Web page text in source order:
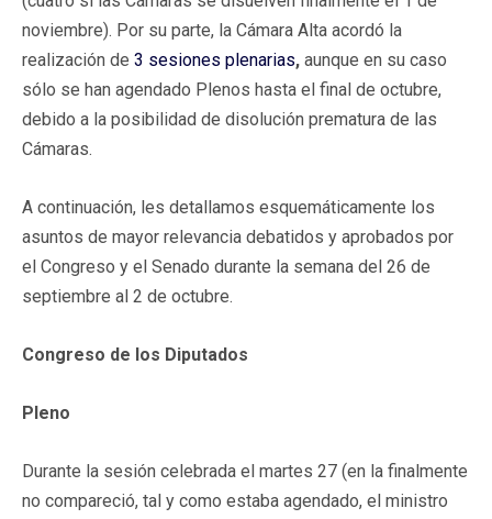
noviembre). Por su parte, la Cámara Alta acordó la
realización de 3 sesiones plenarias, aunque en su caso
sólo se han agendado Plenos hasta el final de octubre,
debido a la posibilidad de disolución prematura de las
Cámaras.
A continuación, les detallamos esquemáticamente los
asuntos de mayor relevancia debatidos y aprobados por
el Congreso y el Senado durante la semana del 26 de
septiembre al 2 de octubre.
Congreso de los Diputados
Pleno
Durante la sesión celebrada el martes 27 (en la finalmente
no compareció, tal y como estaba agendado, el ministro